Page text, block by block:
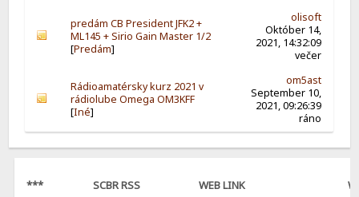
predám CB President JFK2 +
ML145 + Sirio Gain Master 1/2
[Predám]
olisoft
Október 14,
2021, 14:32:09
večer
Rádioamatérsky kurz 2021 v
rádiolube Omega OM3KFF
[Iné]
om5ast
September 10,
2021, 09:26:39
ráno
*** SCBR RSS WEB LINK